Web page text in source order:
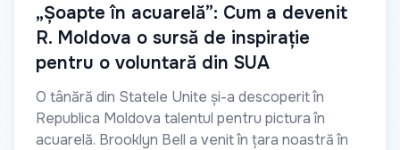
„Șoapte în acuarelă”: Cum a devenit
R. Moldova o sursă de inspirație
pentru o voluntară din SUA
O tânără din Statele Unite și-a descoperit în
Republica Moldova talentul pentru pictura în
acuarelă. Brooklyn Bell a venit în țara noastră în